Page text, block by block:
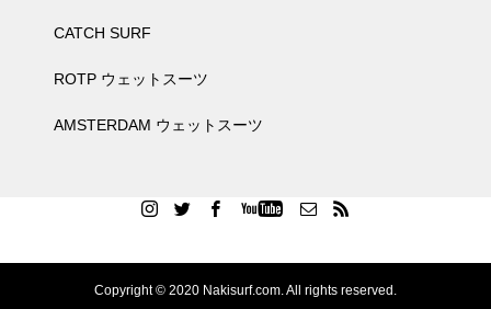
CATCH SURF
ROTP ウェットスーツ
AMSTERDAM ウェットスーツ
Copyright © 2020 Nakisurf.com. All rights reserved.